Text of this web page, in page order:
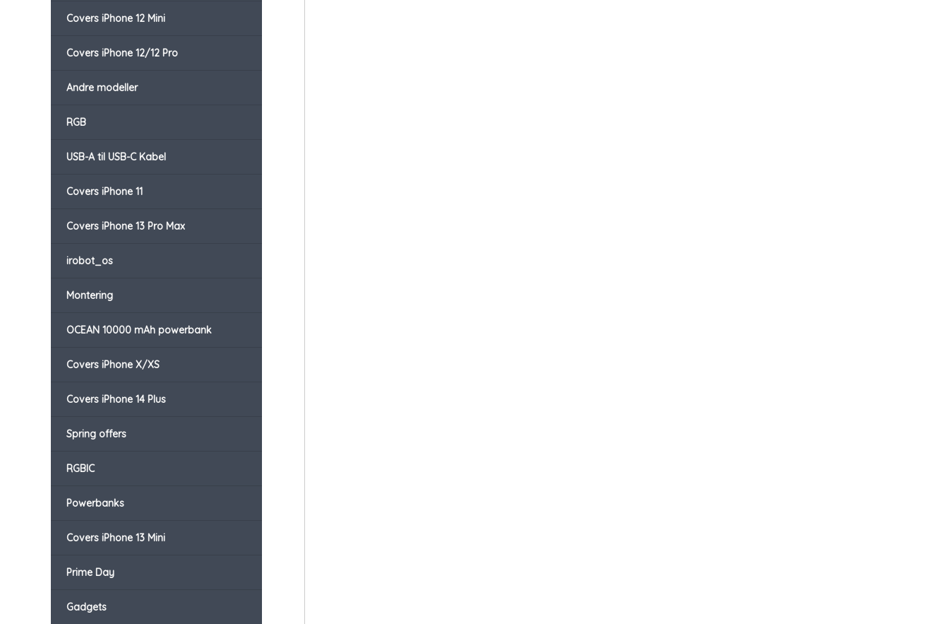
Covers iPhone 12 Mini
Covers iPhone 12/12 Pro
Andre modeller
RGB
USB-A til USB-C Kabel
Covers iPhone 11
Covers iPhone 13 Pro Max
irobot_os
Montering
OCEAN 10000 mAh powerbank
Covers iPhone X/XS
Covers iPhone 14 Plus
Spring offers
RGBIC
Powerbanks
Covers iPhone 13 Mini
Prime Day
Gadgets